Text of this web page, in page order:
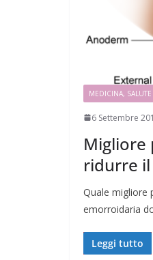
MEDICINA, SALUTE
6 Settembre
Migliore
ridurre
Quale migliore
emorroidaria
Leggi tutto